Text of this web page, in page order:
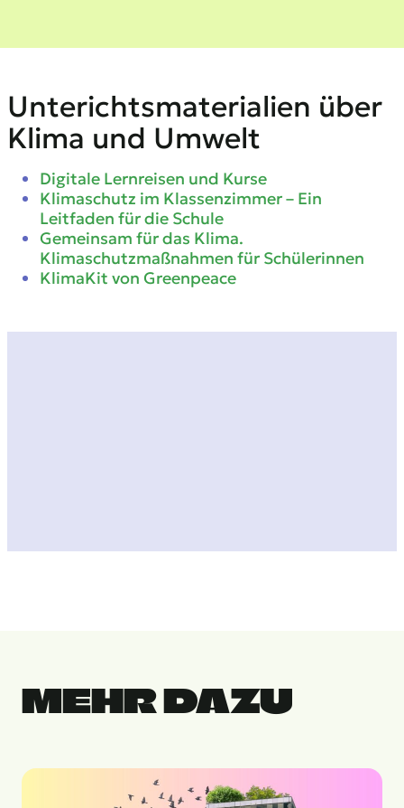
Unterichtsmaterialien über
Klima und Umwelt
Digitale Lernreisen und Kurse
Klimaschutz im Klassenzimmer – Ein
Leitfaden für die Schule
Gemeinsam für das Klima.
Klimaschutzmaßnahmen für Schülerinnen
KlimaKit von Greenpeace
MEHR DAZU